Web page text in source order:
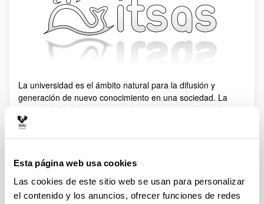
Esta página web usa cookies
Las cookies de este sitio web se usan para personalizar
el contenido y los anuncios, ofrecer funciones de redes
La universidad es el ámbito natural para la difusión y
generación de nuevo conocimiento en una sociedad. La
universidad pública tiene, si cabe, una mayor obligación
para con la sociedad que la subvenciona.
conocimiento están íntimamente ligados: porque no hay
conocimiento sin código fuente, porque no se difunde el
conocimiento usando licencias restrictivas.